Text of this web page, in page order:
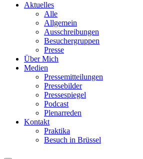
Aktuelles
Alle
Allgemein
Ausschreibungen
Besuchergruppen
Presse
Über Mich
Medien
Pressemitteilungen
Pressebilder
Pressespiegel
Podcast
Plenarreden
Kontakt
Praktika
Besuch in Brüssel